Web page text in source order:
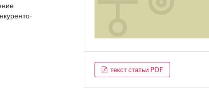
текст статьи PDF